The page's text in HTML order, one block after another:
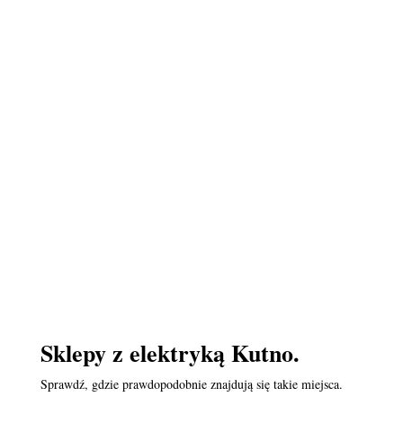
Sklepy z elektryką Kutno.
Sprawdź, gdzie prawdopodobnie znajdują się takie miejsca.